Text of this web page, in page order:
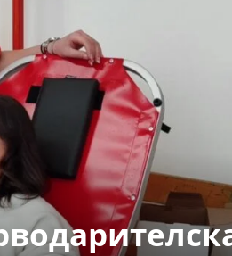
ИСТОРИЈАТ НА ЦКРМ
ИСТОРИЈАТ НА ДВИЖЕЊЕТО
СТРУКТУРА НА ОРГАНИЗАЦИЈАТА
КОНТАКТ ИНФОРМАЦИИ
ВО ПРОФЕСИОНАЛНИ ТЕЛА